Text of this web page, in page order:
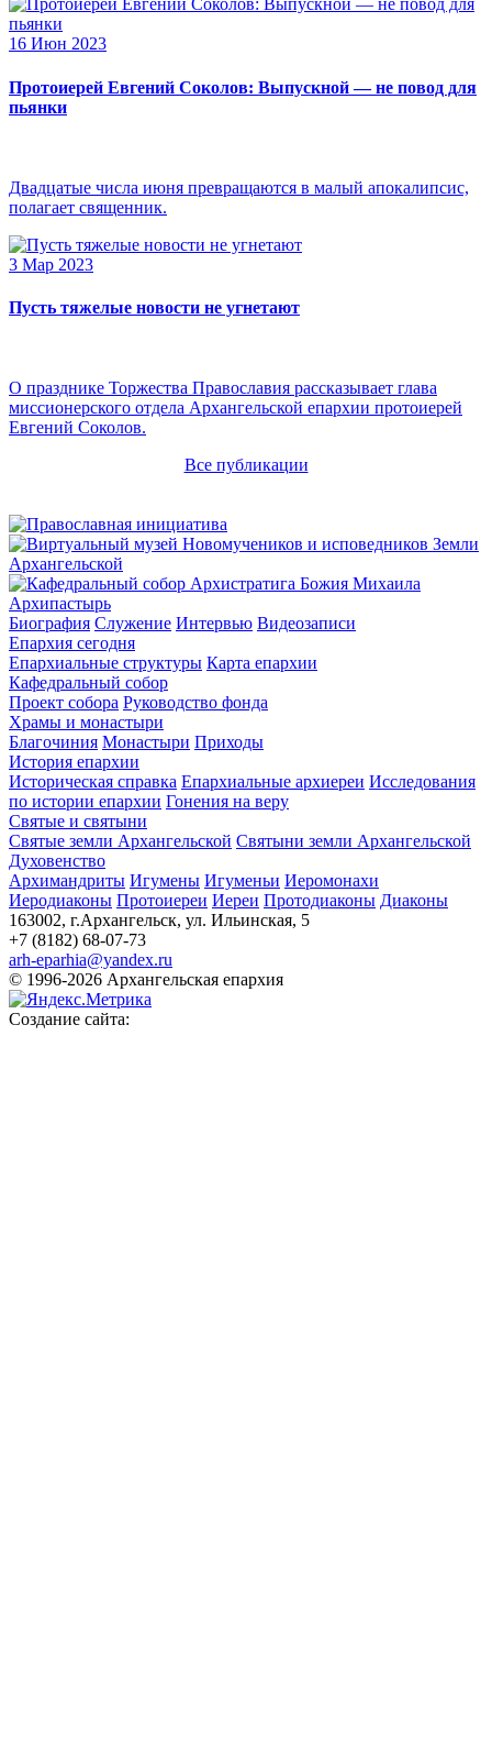
16 Июн 2023
Протоиерей Евгений Соколов: Выпускной — не повод для
пьянки
Двадцатые числа июня превращаются в малый апокалипсис,
полагает священник.
3 Мар 2023
Пусть тяжелые новости не угнетают
О празднике Торжества Православия рассказывает глава
миссионерского отдела Архангельской епархии протоиерей
Евгений Соколов.
Все публикации
Архипастырь
Биография Служение Интервью Видеозаписи
Епархия сегодня
Епархиальные структуры Карта епархии
Кафедральный собор
Проект собора Руководство фонда
Храмы и монастыри
Благочиния Монастыри Приходы
История епархии
Историческая справка Епархиальные архиереи Исследования
по истории епархии Гонения на веру
Святые и святыни
Святые земли Архангельской Святыни земли Архангельской
Духовенство
Архимандриты Игумены Игуменьи Иеромонахи
Иеродиаконы Протоиереи Иереи Протодиаконы Диаконы
163002, г.Архангельск, ул. Ильинская, 5
+7 (8182) 68-07-73
arh-eparhia@yandex.ru
© 1996-2026 Архангельская епархия
Создание сайта: